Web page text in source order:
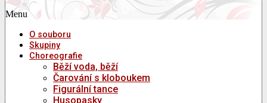
Menu
O souboru
Skupiny
Choreografie
Běží voda, běží
Čarování s kloboukem
Figurální tance
Husopasky